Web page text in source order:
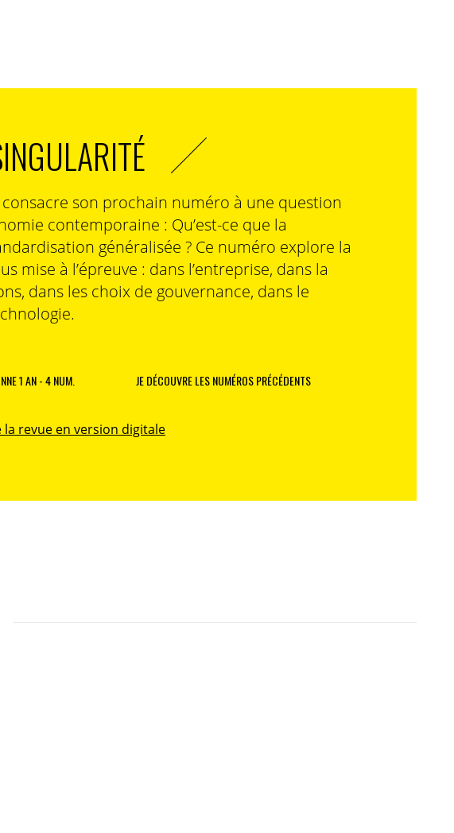
consacre son prochain numéro à une question
contemporaine : Qu’est-ce que la
généralisée ? Ce numéro explore la
mise à l’épreuve : dans l’entreprise, dans la
dans les choix de gouvernance, dans le
1 AN - 4 NUM. JE DÉCOUVRE LES NUMÉROS PRÉCÉDENTS
la revue en version digitale